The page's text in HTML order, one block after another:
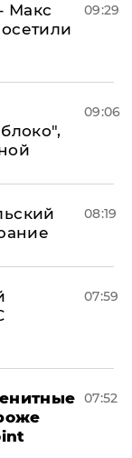
Макс
09:29
09:06
08:19
07:59
07:52